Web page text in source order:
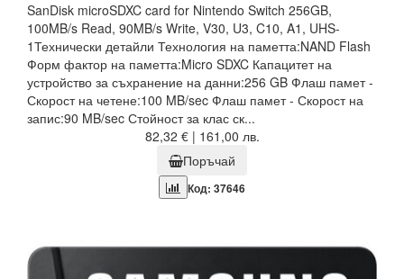
SanDisk microSDXC card for Nintendo Switch 256GB,
100MB/s Read, 90MB/s Write, V30, U3, C10, A1, UHS-
1Технически детайли Технология на паметта:NAND Flash
Форм фактор на паметта:Micro SDXC Капацитет на
устройство за съхранение на данни:256 GB Флаш памет -
Скорост на четене:100 MB/sec Флаш памет - Скорост на
запис:90 MB/sec Стойност за клас ск...
82,32 € | 161,00 лв.
Поръчай
Код: 37646